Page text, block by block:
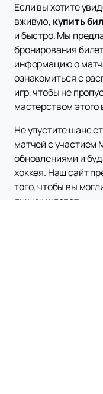
Если вы хотите
вживую, купить
и быстро. Мы
бронирования
информацию о
ознакомиться с
игр, чтобы не
мастерством
Не упустите шанс
матчей с участием
обновлениями и
хоккея. Наш сайт
того, чтобы вы
лишних хлопот.